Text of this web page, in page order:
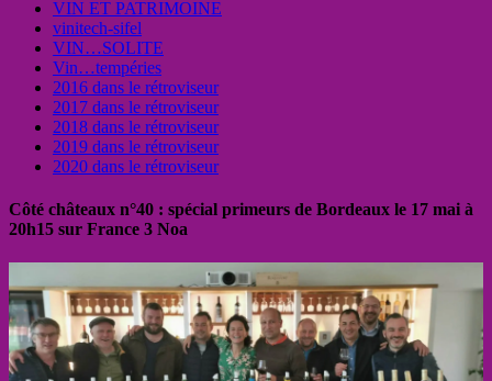
VIN ET PATRIMOINE
vinitech-sifel
VIN…SOLITE
Vin…tempéries
2016 dans le rétroviseur
2017 dans le rétroviseur
2018 dans le rétroviseur
2019 dans le rétroviseur
2020 dans le rétroviseur
Côté châteaux n°40 : spécial primeurs de Bordeaux le 17 mai à
20h15 sur France 3 Noa